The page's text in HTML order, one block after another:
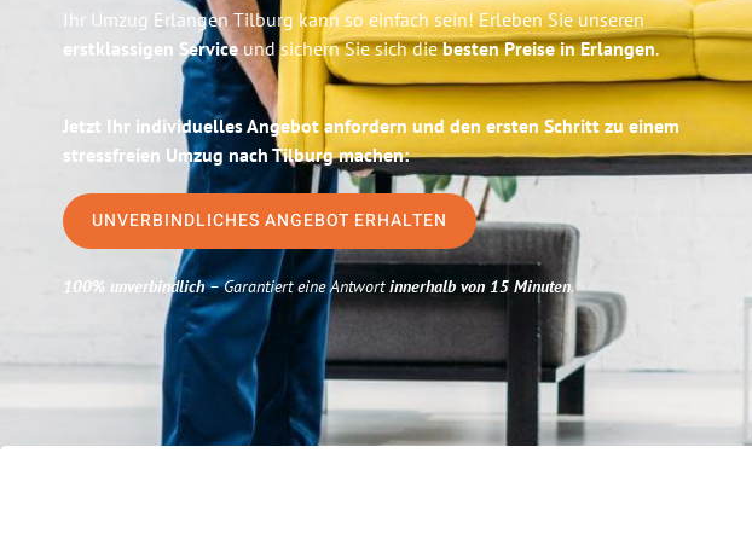
Ihr Umzug Erlangen Tilburg kann so einfach sein! Erleben Sie unseren
erstklassigen Serviceund sichern Sie sich diebesten Preise in Erlangen.
Jetzt Ihr individuelles Angebot anfordern und den ersten Schritt zu einem
stressfreien Umzug nach Tilburg machen:
UNVERBINDLICHES ANGEBOT ERHALTEN
100% unverbindlich– Garantiert eine Antwortinnerhalb von 15 Minuten.